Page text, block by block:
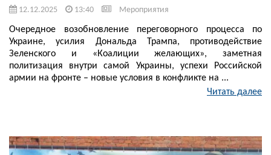
12.12.2025 13:40 Мероприятия
Очередное возобновление переговорного процесса по
Украине, усилия Дональда Трампа, противодействие
Зеленского и «Коалиции желающих», заметная
политизация внутри самой Украины, успехи Российской
армии на фронте – новые условия в конфликте на ...
Читать далее